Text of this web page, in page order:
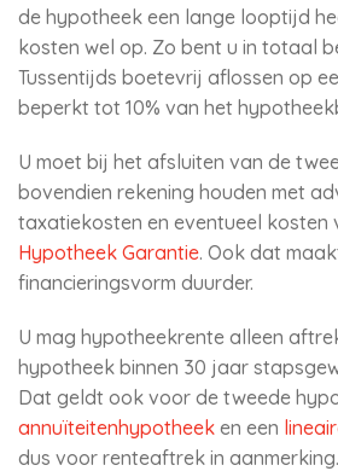
de hypotheek een lange looptijd
kosten wel op. Zo bent u in totaal
Tussentijds boetevrij aflossen op
beperkt tot 10% van het
U moet bij het afsluiten van de
bovendien rekening houden met
taxatiekosten en eventueel kosten
Hypotheek Garantie. Ook dat
financieringsvorm duurder.
U mag hypotheekrente alleen
hypotheek binnen 30 jaar
Dat geldt ook voor de tweede
annuïteitenhypotheek en een
dus voor renteaftrek in